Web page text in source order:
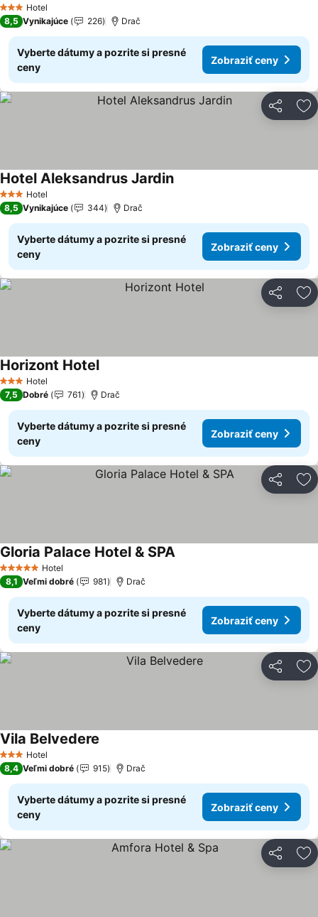
3 Počet hviezdičiek
Hotel
8,5 Vynikajúce 226 Drač
Vyberte dátumy a pozrite si presné
ceny
Zobraziť ceny
Zdieľať
3 Počet hviezdičiek
Hotel
Hotel Aleksandrus JardinZobraziť ceny
8,5 Vynikajúce 344 Drač
Vyberte dátumy a pozrite si presné
ceny
Zobraziť ceny
Zdieľať
3 Počet hviezdičiek
Hotel
Horizont HotelZobraziť ceny
7,5 Dobré 761 Drač
Vyberte dátumy a pozrite si presné
ceny
Zobraziť ceny
Zdieľať
5 Počet hviezdičiek
Hotel
Gloria Palace Hotel & SPAZobraziť ceny
8,1 Veľmi dobré 981 Drač
Vyberte dátumy a pozrite si presné
ceny
Zobraziť ceny
Zdieľať
3 Počet hviezdičiek
Hotel
Vila Belvedere
8,4 Veľmi dobré 915 Drač
Vyberte dátumy a pozrite si presné
ceny
Zobraziť ceny
Zdieľať